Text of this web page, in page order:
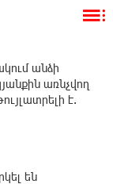
անձի
առնչվող
է.
են